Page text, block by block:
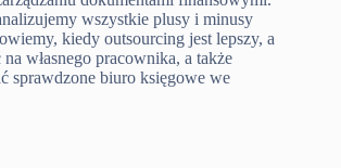
wszystkie plusy i minusy
kiedy outsourcing jest lepszy, a
własnego pracownika, a także
sprawdzone biuro księgowe we